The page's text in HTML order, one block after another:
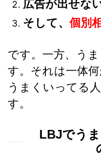
広告が出せな
そして、 個別
です。一方、う
す。それは一体
うまくいってる
す。
LBJでう